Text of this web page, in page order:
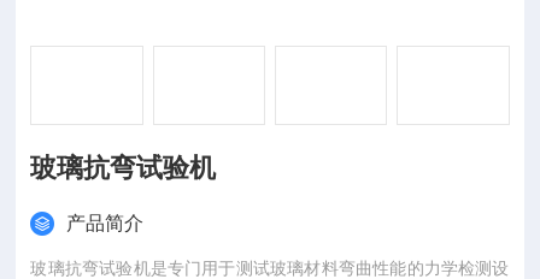
玻璃抗弯试验机
产品简介
玻璃抗弯试验机是专门用于测试玻璃材料弯曲性能的力学检测设